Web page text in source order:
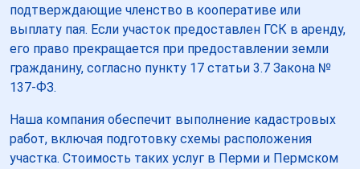
подтверждающие членство в кооперативе или
выплату пая. Если участок предоставлен ГСК в аренду,
его право прекращается при предоставлении земли
гражданину, согласно пункту 17 статьи 3.7 Закона №
137-ФЗ.
Наша компания обеспечит выполнение кадастровых
работ, включая подготовку схемы расположения
участка. Стоимость таких услуг в Перми и Пермском